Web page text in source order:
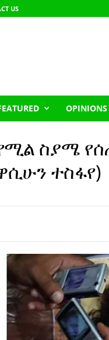
US
OPINIONS
የሚል ስያሜ
ተስፋየ)